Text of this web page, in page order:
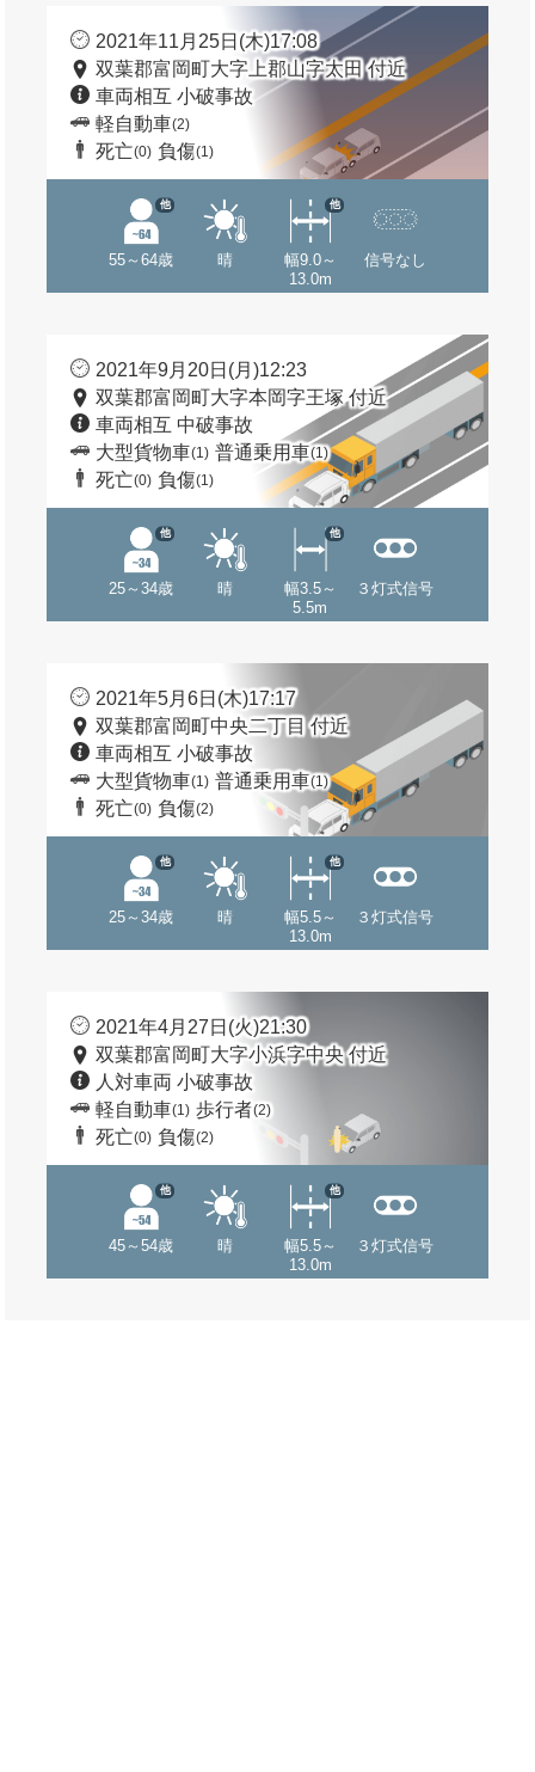
2021年11月25日(木)17:08
双葉郡富岡町大字上郡山字太田 付近
車両相互 小破事故
軽自動車(2)
死亡(0) 負傷(1)
55～64歳
他
晴
幅9.0～
13.0m
他
信号なし
2021年9月20日(月)12:23
双葉郡富岡町大字本岡字王塚 付近
車両相互 中破事故
大型貨物車(1) 普通乗用車(1)
死亡(0) 負傷(1)
25～34歳
他
晴
幅3.5～
5.5m
他
３灯式信号
2021年5月6日(木)17:17
双葉郡富岡町中央二丁目 付近
車両相互 小破事故
大型貨物車(1) 普通乗用車(1)
死亡(0) 負傷(2)
25～34歳
他
晴
幅5.5～
13.0m
他
３灯式信号
2021年4月27日(火)21:30
双葉郡富岡町大字小浜字中央 付近
人対車両 小破事故
軽自動車(1) 歩行者(2)
死亡(0) 負傷(2)
45～54歳
他
晴
幅5.5～
13.0m
他
３灯式信号